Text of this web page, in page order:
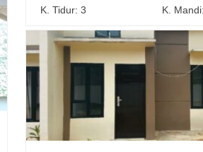
K. Tidur: 3 K.